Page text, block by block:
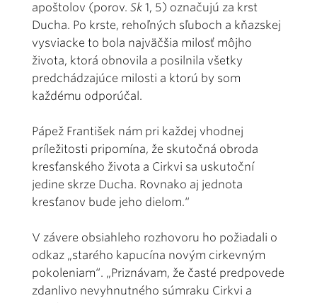
apoštolov (porov. Sk 1, 5) označujú za krst
Ducha. Po krste, rehoľných sľuboch a kňazskej
vysviacke to bola najväčšia milosť môjho
života, ktorá obnovila a posilnila všetky
predchádzajúce milosti a ktorú by som
každému odporúčal.
Pápež František nám pri každej vhodnej
príležitosti pripomína, že skutočná obroda
kresťanského života a Cirkvi sa uskutoční
jedine skrze Ducha. Rovnako aj jednota
kresťanov bude jeho dielom.“
V závere obsiahleho rozhovoru ho požiadali o
odkaz „starého kapucína novým cirkevným
pokoleniam“. „Priznávam, že časté predpovede
zdanlivo nevyhnutného súmraku Cirkvi a